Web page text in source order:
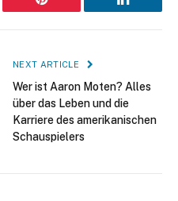
Pinterest LinkedIn
NEXT ARTICLE
Wer ist Aaron Moten? Alles
über das Leben und die
Karriere des amerikanischen
Schauspielers